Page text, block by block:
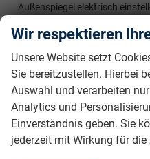
Außenspiegel elektrisch
Fensterzierleisten
Ladekantenschutz in Kunststoff
LED-Scheinwerfer:
Positionslicht, Blinklicht
Stoßfänger advanced
Kontrastlackierung in
LED-Heckleuchten:
Schlussleuchten,
Wir respektieren
Unsere Website setzt
Sie bereitzustellen. Hierbei
Auswahl und verarbeiten
Analytics und
Einverständnis geben. Sie
jederzeit mit Wirkung für